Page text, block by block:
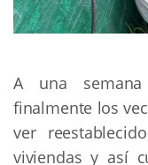
A una
finalmente los
ver
viviendas y así